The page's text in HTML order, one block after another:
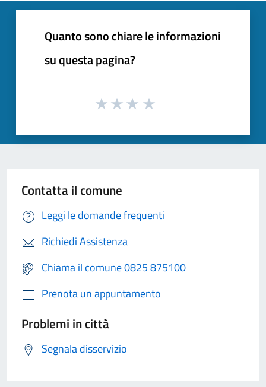
Quanto sono chiare le informazioni
su questa pagina?
Contatta il comune
Leggi le domande frequenti
Richiedi Assistenza
Chiama il comune 0825 875100
Prenota un appuntamento
Problemi in città
Segnala disservizio